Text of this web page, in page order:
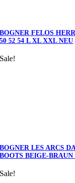
BOGNER FELOS
50 52 54 L XL XXL NEU
Sale!
BOGNER LES ARCS
BOOTS BEIGE-
Sale!